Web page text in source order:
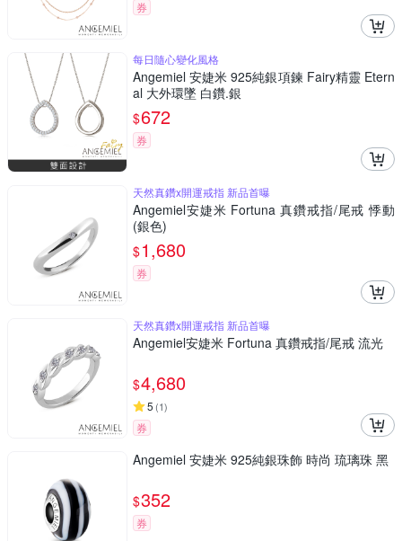
券
每日隨心變化風格
Angemiel 安婕米 925純銀項鍊 Fairy精靈 Etern
al 大外環墜 白鑽.銀
$672
券
天然真鑽x開運戒指 新品首曝
Angemiel安婕米 Fortuna 真鑽戒指/尾戒 悸動
(銀色)
$1,680
券
天然真鑽x開運戒指 新品首曝
Angemiel安婕米 Fortuna 真鑽戒指/尾戒 流光
$4,680
5 (1)
券
Angemiel 安婕米 925純銀珠飾 時尚 琉璃珠 黑
$352
券